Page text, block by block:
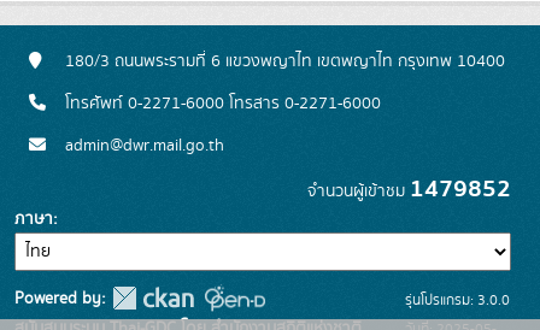
180/3 ถนนพระรามที่ 6 แขวงพญาไท เขตพญาไท กรุงเทพ 10400
โทรศัพท์ 0-2271-6000 โทรสาร 0-2271-6000
admin@dwr.mail.go.th
จำนวนผู้เข้าชม 1479852
ภาษา
Powered by:
รุ่นโปรแกรม: 3.0.0